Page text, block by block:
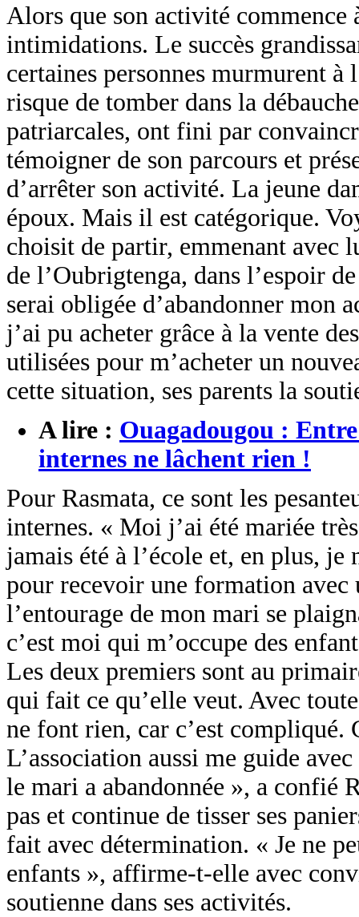
Alors que son activité commence
intimidations. Le succès
certaines personnes murmurent
risque de tomber dans la
patriarcales, ont fini par
témoigner de son parcours et
d’arrêter son activité. La jeune
époux. Mais il est catégorique.
choisit de partir, emmenant avec
de l’Oubrigtenga, dans l’espoir
serai obligée d’abandonner mon
j’ai pu acheter grâce à la vente
utilisées pour m’acheter un
cette situation, ses parents la
A lire : Ouagadougou : Entre
internes ne lâchent rien !
Pour Rasmata, ce sont les
internes. « Moi j’ai été mariée
jamais été à l’école et, en plus,
pour recevoir une formation avec
l’entourage de mon mari se
c’est moi qui m’occupe des
Les deux premiers sont au
qui fait ce qu’elle veut. Avec
ne font rien, car c’est compliqué.
L’association aussi me guide
le mari a abandonnée », a confié
pas et continue de tisser ses
fait avec détermination. « Je ne
enfants », affirme-t-elle avec
soutienne dans ses activités.